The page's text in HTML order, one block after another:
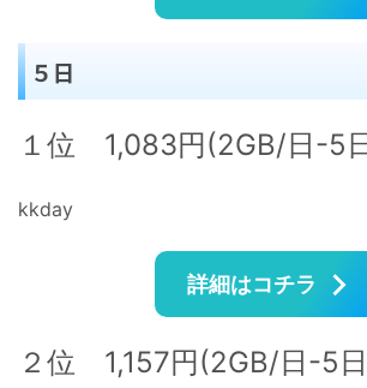
５日
１位 1,083円(2GB/日-5
kkday
詳細はコチラ
２位 1,157円(2GB/日-5